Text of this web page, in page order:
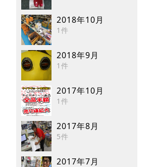
2018年10月
1件
2018年9月
1件
2017年10月
1件
2017年8月
5件
2017年7月